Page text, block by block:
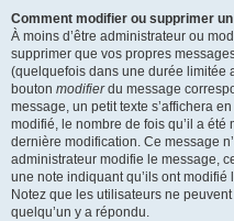
Comment modifier ou supprimer
À moins d’être administrateur ou
supprimer que vos propres
(quelquefois dans une durée limitée
bouton modifierdu message
message, un petit texte s’affichera
modifié, le nombre de fois qu’il a
dernière modification. Ce message
administrateur modifie le message,
une note indiquant qu’ils ont
Notez que les utilisateurs ne
quelqu’un y a répondu.